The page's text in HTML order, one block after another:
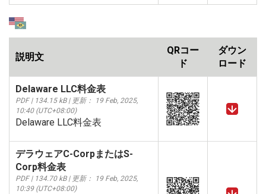
説明文
QRコー
ド
ダウン
ロード
Delaware LLC料金表
PDF | 134.15 kB | 更新： 19 Feb, 2025,
10:40 (UTC+08:00)
Delaware LLC料金表
デラウェアC-CorpまたはS-
Corp料金表
PDF | 134.70 kB | 更新： 19 Feb, 2025,
10:39 (UTC+08:00)